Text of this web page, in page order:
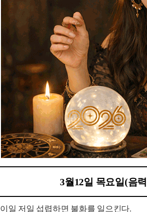
3월12일 목요일(음
일 저일 섭렵하면 불화를 일으킨다.